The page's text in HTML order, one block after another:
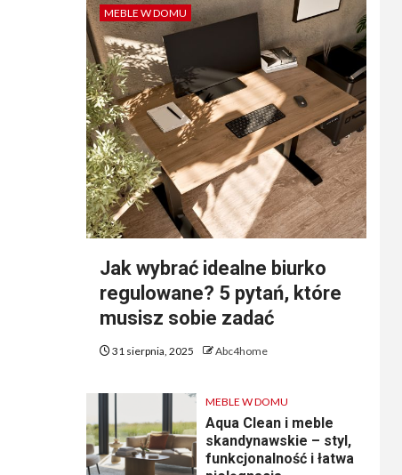
MEBLE W DOMU
Jak wybrać idealne biurko
regulowane? 5 pytań, które
musisz sobie zadać
31 sierpnia, 2025 Abc4home
MEBLE W DOMU
Aqua Clean i meble
skandynawskie – styl,
funkcjonalność i łatwa